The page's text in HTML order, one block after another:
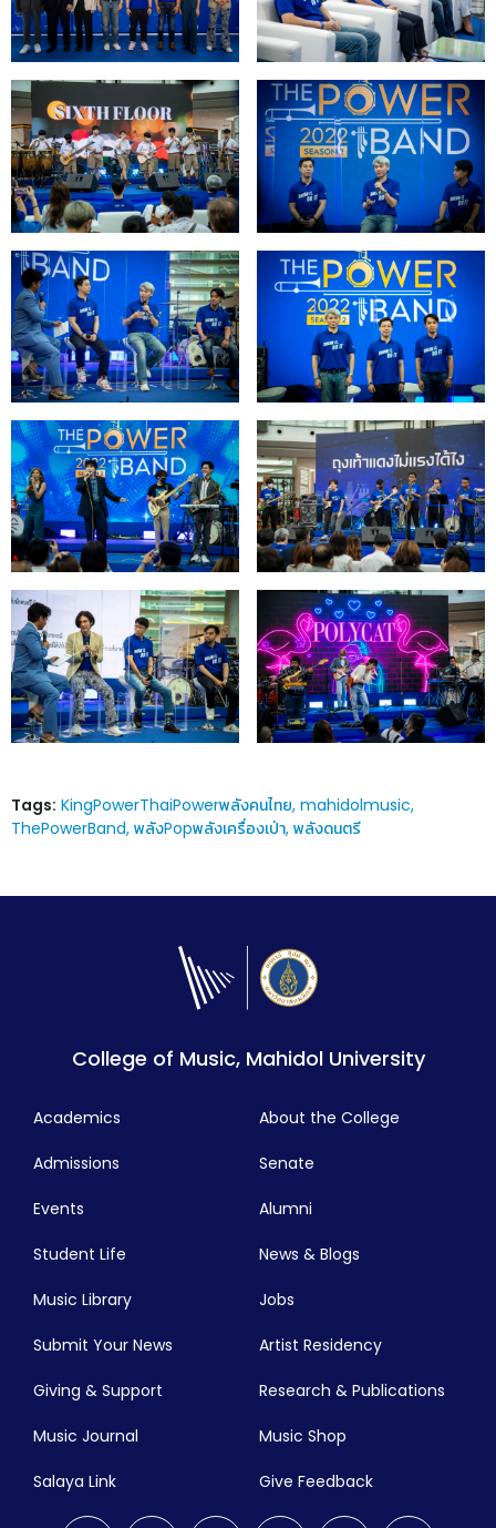
Tags: KingPowerThaiPowerพลังคนไทย mahidolmusic
ThePowerBand พลังPopพลังเครื่องเป่า พลังดนตรี
College of Music, Mahidol University
Academics
Admissions
Events
Student Life
Music Library
Submit Your News
About the College
Senate
Alumni
News & Blogs
Jobs
Artist Residency
Giving & Support Research & Publications
Music Journal Music Shop
Salaya Link Give Feedback